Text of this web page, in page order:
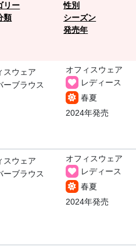
リー
類
性別
シーズン
発売年
スウェア
ーブラウス
オフィスウェア
レディース
春夏
2024年発売
スウェア
ーブラウス
オフィスウェア
レディース
春夏
2024年発売